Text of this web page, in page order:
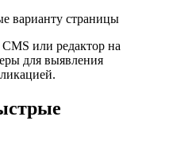
варианту страницы
или редактор на
для выявления